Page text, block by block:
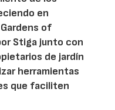
en
of
Stiga junto con
de jardín
herramientas
que faciliten